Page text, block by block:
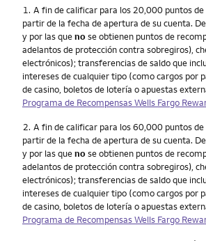
Nota
1. A fin de calificar para los 20,000 puntos
partir de la fecha de apertura de su cuenta.
y por las quenose obtienen puntos de
adelantos de protección contra sobregiros),
electrónicos); transferencias de saldo que
intereses de cualquier tipo (como cargos por
de casino, boletos de lotería o apuestas
Programa de Recompensas Wells Fargo
Nota
2. A fin de calificar para los 60,000 puntos
partir de la fecha de apertura de su cuenta.
y por las quenose obtienen puntos de
adelantos de protección contra sobregiros),
electrónicos); transferencias de saldo que
intereses de cualquier tipo (como cargos por
de casino, boletos de lotería o apuestas
Programa de Recompensas Wells Fargo